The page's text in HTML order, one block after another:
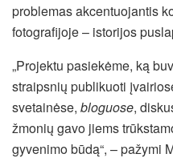
problemas akcentuojantis
fotografijoje – istorijos
„Projektu pasiekėme, ką
straipsnių publikuoti
svetainėse, bloguose,
žmonių gavo jiems
gyvenimo būdą“, – pažymi